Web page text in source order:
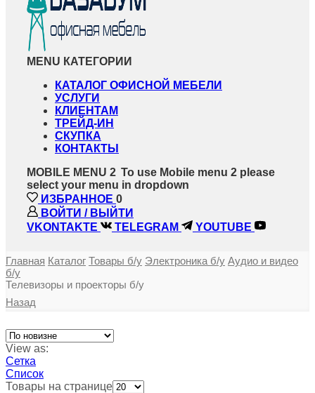
MENU КАТЕГОРИИ
КАТАЛОГ ОФИСНОЙ МЕБЕЛИ
УСЛУГИ
КЛИЕНТАМ
ТРЕЙД-ИН
СКУПКА
КОНТАКТЫ
MOBILE MENU 2 To use Mobile menu 2 please
select your menu in dropdown
ИЗБРАННОЕ 0
ВОЙТИ / ВЫЙТИ
VKONTAKTE
TELEGRAM YOUTUBE
Главная Каталог Товары б/у Электроника б/у Аудио и видео
б/у
Телевизоры и проекторы б/у
Назад
View as:
Сетка
Список
Товары на странице